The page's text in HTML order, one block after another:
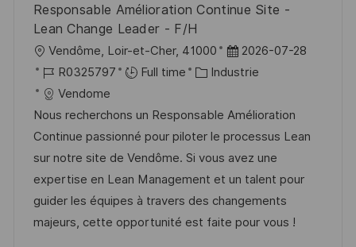
o i
a
g
d
o
e
Responsable Amélioration Continue Site -
Lean Change Leader - F/H
o
c
a
l
i
s
a
t
Vendôme, Loir-et-Cher, 41000
D
a
e
d
a
f
f
2026-07-28
R
é
f
é
r
e
n
c
R0325797 Full time
C
t
é
g
o
r
i
Industrie
Vendome
Nous recherchons un Responsable Amélioration
Continue passionné pour piloter le processus Lean
sur notre site de Vendôme. Si vous avez une
expertise en Lean Management et un talent pour
guider les équipes à travers des changements
majeurs, cette opportunité est faite pour vous !